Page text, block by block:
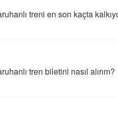
treni en son kaçta
tren biletini nasıl alırım?